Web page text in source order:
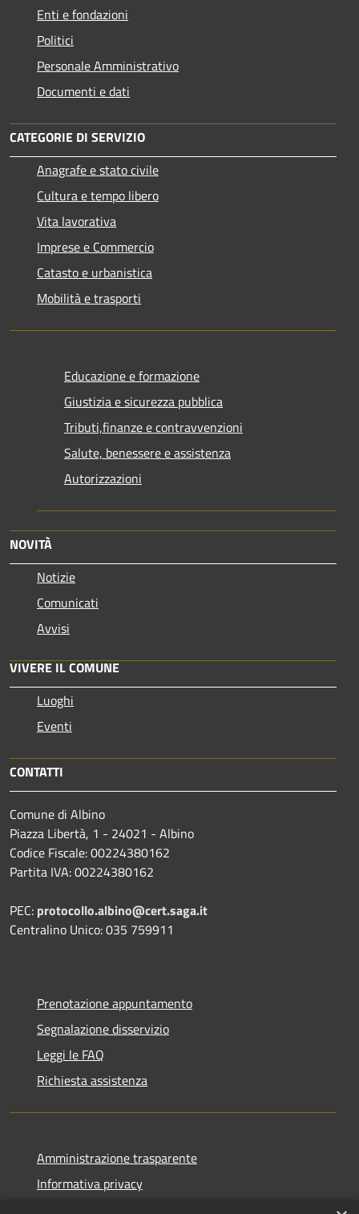
Enti e fondazioni
Politici
Personale Amministrativo
Documenti e dati
CATEGORIE DI SERVIZIO
Anagrafe e stato civile
Cultura e tempo libero
Vita lavorativa
Imprese e Commercio
Catasto e urbanistica
Mobilità e trasporti
Educazione e formazione
Giustizia e sicurezza pubblica
Tributi,finanze e contravvenzioni
Salute, benessere e assistenza
Autorizzazioni
NOVITÀ
Notizie
Comunicati
Avvisi
VIVERE IL COMUNE
Luoghi
Eventi
CONTATTI
Comune di Albino
Piazza Libertà, 1 - 24021 - Albino
Codice Fiscale: 00224380162
Partita IVA: 00224380162
PEC: protocollo.albino@cert.saga.it
Centralino Unico: 035 759911
Prenotazione appuntamento
Segnalazione disservizio
Leggi le FAQ
Richiesta assistenza
Amministrazione trasparente
Informativa privacy